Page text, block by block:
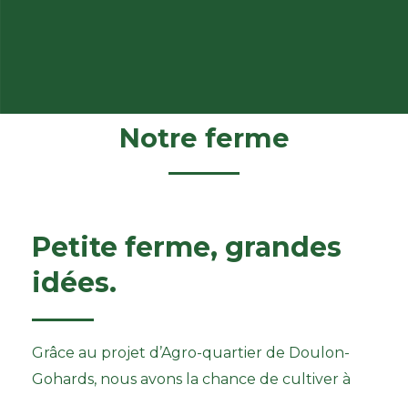
Notre ferme
Petite ferme, grandes
idées.
Grâce au projet d’Agro-quartier de Doulon-
Gohards, nous avons la chance de cultiver à